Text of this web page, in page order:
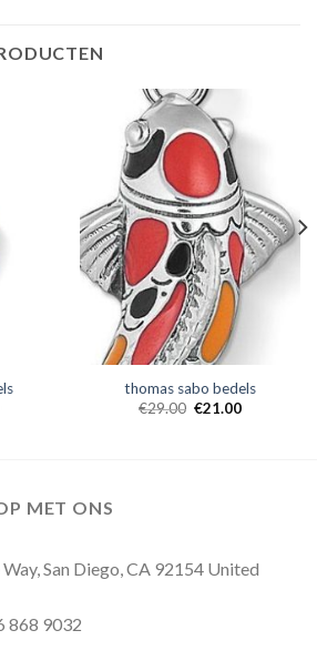
thomas sabo bedels
€29.00 €21.00
MET ONS
San Diego, CA 92154 United
868 9032